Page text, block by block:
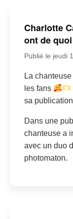
Charlotte
ont de
Publié le jeudi
La
les fans
sa
Dans une
chanteuse a
avec un duo
photomaton.